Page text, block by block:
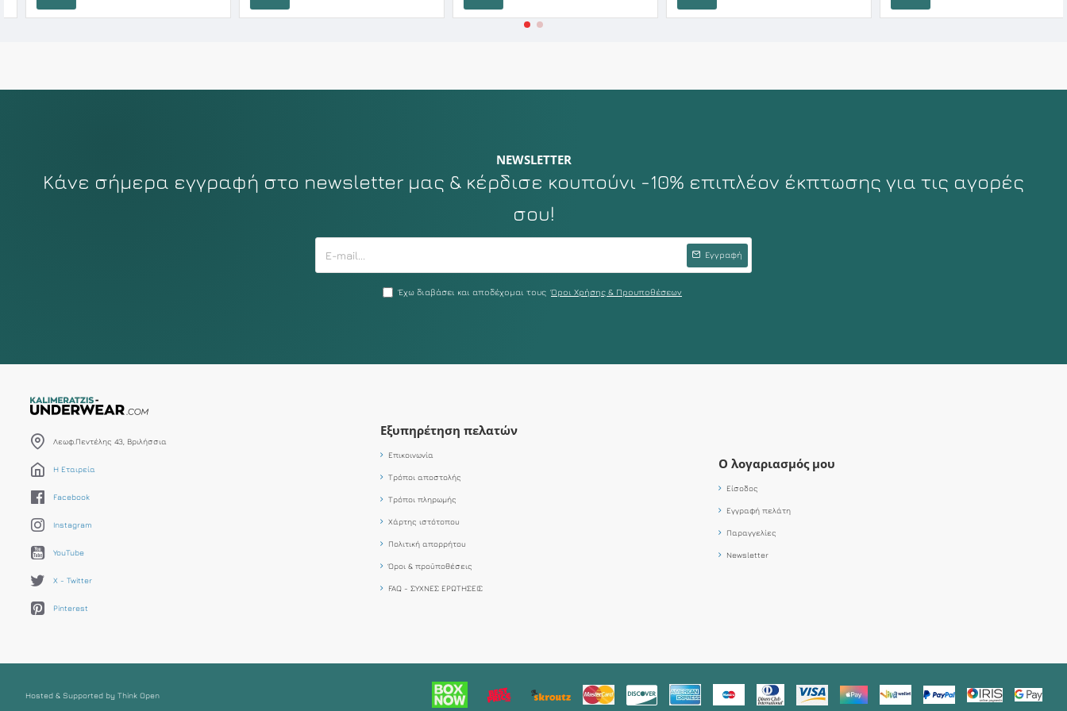
NEWSLETTER
Κάνε σήμερα εγγραφή στο newsletter μας & κέρδισε κουπούνι -10% επιπλέον έκπτωσης για τις αγορές
σου!
Εγγραφή
Έχω διαβάσει και αποδέχομαι τους Όροι Χρήσης & Προυποθέσεων
Λεωφ.Πεντέλης 43, Βριλήσσια
Η Εταιρεία
Facebook
Instagram
YouTube
X - Twitter
Pinterest
Εξυπηρέτηση πελατών
Επικοινωνία
Τρόποι αποστολής
Τρόποι πληρωμής
Χάρτης ιστότοπου
Πολιτική απορρήτου
Όροι & προϋποθέσεις
FAQ - ΣΥΧΝΕΣ ΕΡΩΤΗΣΕΙΣ
Ο λογαριασμός μου
Είσοδος
Εγγραφή πελάτη
Παραγγελίες
Newsletter
Hosted & Supported by Think Open